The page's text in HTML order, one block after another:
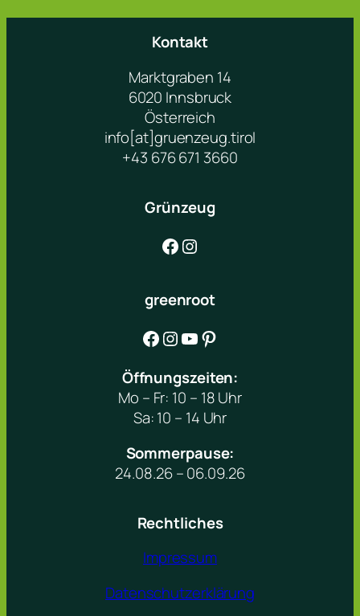
Kontakt
Marktgraben 14
6020 Innsbruck
Österreich
info[at]gruenzeug.tirol
+43 676 671 3660
Grünzeug
Facebook Instagram
greenroot
Facebook Instagram YouTube Pinterest
Öffnungszeiten:
Mo – Fr: 10 – 18 Uhr
Sa: 10 – 14 Uhr
Sommerpause:
24.08.26 – 06.09.26
Rechtliches
Impressum
Datenschutzerklärung